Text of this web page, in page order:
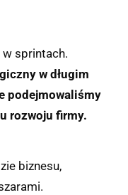
sprintach.
w długim
podejmowaliśmy
rozwoju firmy.
biznesu,